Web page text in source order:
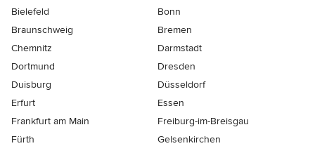
Bielefeld
Bonn
Braunschweig
Bremen
Chemnitz
Darmstadt
Dortmund
Dresden
Duisburg
Düsseldorf
Erfurt
Essen
Frankfurt am Main
Freiburg-im-Breisgau
Fürth
Gelsenkirchen